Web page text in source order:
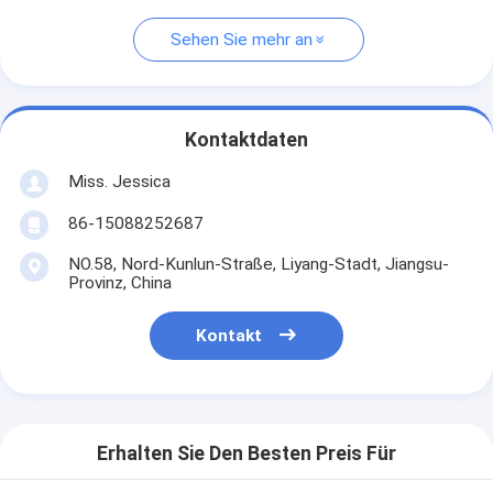
Sehen Sie mehr an
Kontaktdaten
Miss. Jessica
86-15088252687
NO.58, Nord-Kunlun-Straße, Liyang-Stadt, Jiangsu-
Provinz, China
Kontakt
Erhalten Sie Den Besten Preis Für